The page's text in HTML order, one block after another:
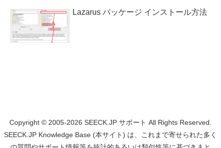
Lazarus パッケージ インストール方法
Copyright © 2005-2026 SEECK.JP サポート All Rights Reserved.
SEECK.JP Knowledge Base (本サイト) は、これまで寄せられた多く